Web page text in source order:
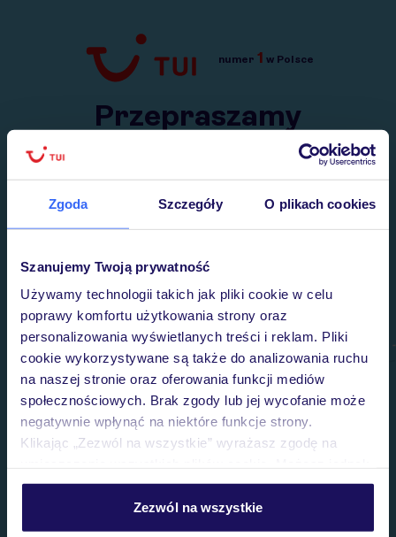
Zgoda Szczegóły O plikach cookies
Szanujemy Twoją prywatność
Używamy technologii takich jak pliki cookie w celu
poprawy komfortu użytkowania strony oraz
personalizowania wyświetlanych treści i reklam. Pliki
cookie wykorzystywane są także do analizowania ruchu
na naszej stronie oraz oferowania funkcji mediów
społecznościowych. Brak zgody lub jej wycofanie może
negatywnie wpłynąć na niektóre funkcje strony.
Klikając „Zezwól na wszystkie” wyrażasz zgodę na
personalizować swój wybór wchodząc w zakładkę
Szczegółowe informacje o plikach cookie znajdziesz
Zezwól na wszystkie
Przejdź do TUI.pl
numer 1 w Polsce
Przepraszamy
Wysłaliśmy nasz serwis na krótkie wakacje.